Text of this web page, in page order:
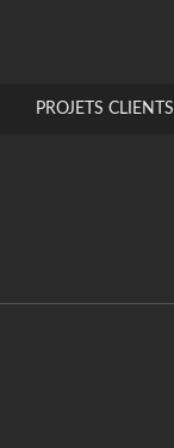
PROJETS CLIENTS